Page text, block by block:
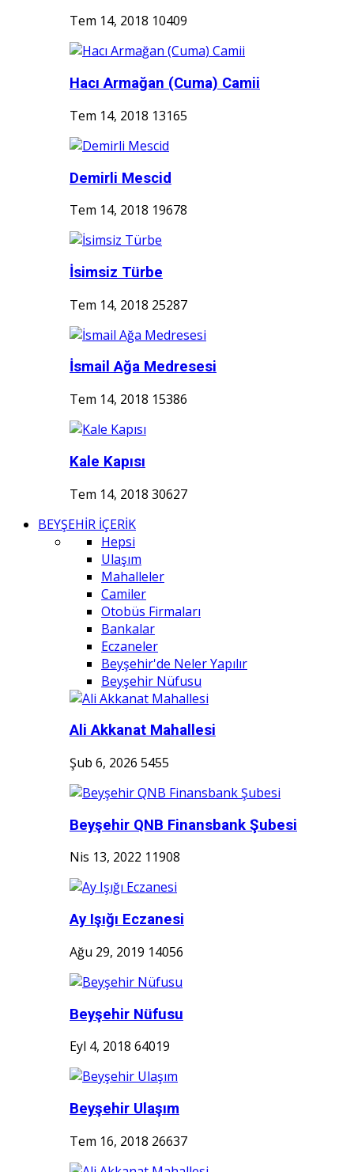
Tem 14, 2018 10409
Hacı Armağan (Cuma) Camii
Tem 14, 2018 13165
Demirli Mescid
Tem 14, 2018 19678
İsimsiz Türbe
Tem 14, 2018 25287
İsmail Ağa Medresesi
Tem 14, 2018 15386
Kale Kapısı
Tem 14, 2018 30627
BEYŞEHİR İÇERİK
Hepsi
Ulaşım
Mahalleler
Camiler
Otobüs Firmaları
Bankalar
Eczaneler
Beyşehir'de Neler Yapılır
Beyşehir Nüfusu
Ali Akkanat Mahallesi
Şub 6, 2026 5455
Beyşehir QNB Finansbank Şubesi
Nis 13, 2022 11908
Ay Işığı Eczanesi
Ağu 29, 2019 14056
Beyşehir Nüfusu
Eyl 4, 2018 64019
Beyşehir Ulaşım
Tem 16, 2018 26637